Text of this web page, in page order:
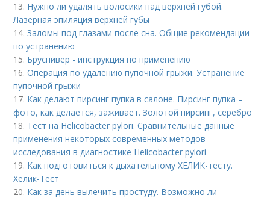
13. Нужно ли удалять волосики над верхней губой.
Лазерная эпиляция верхней губы
14.Заломы под глазами после сна. Общие рекомендации
по устранению
15. Бруснивер - инструкция по применению
16.Операция по удалению пупочной грыжи. Устранение
пупочной грыжи
17. Как делают пирсинг пупка в салоне. Пирсинг пупка –
фото, как делается, заживает. Золотой пирсинг, серебро
18. Тест на Helicobacter pylori. Сравнительные данные
применения некоторых современных методов
исследования в диагностике Helicobacter pylori
19. Как подготовиться к дыхательному ХЕЛИК-тесту.
Хелик-Тест
20. Как за день вылечить простуду. Возможно ли